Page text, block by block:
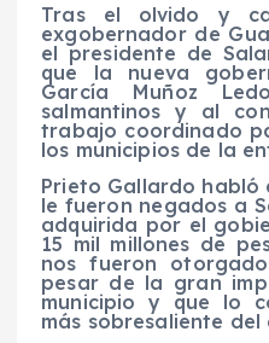
Tras el olvido y
exgobernador de
el presidente de
que la nueva
García Muñoz
salmantinos y al
trabajo coordinado
los municipios de la
Prieto Gallardo habló
le fueron negados a
adquirida por el
15 mil millones de
nos fueron
pesar de la gran
municipio y que lo
más sobresaliente del